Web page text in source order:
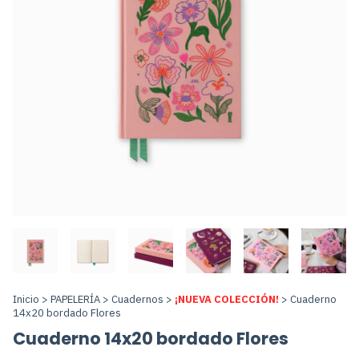
Inicio > PAPELERÍA > Cuadernos > ¡NUEVA COLECCIÓN! > Cuaderno
14x20 bordado Flores
Cuaderno 14x20 bordado Flores